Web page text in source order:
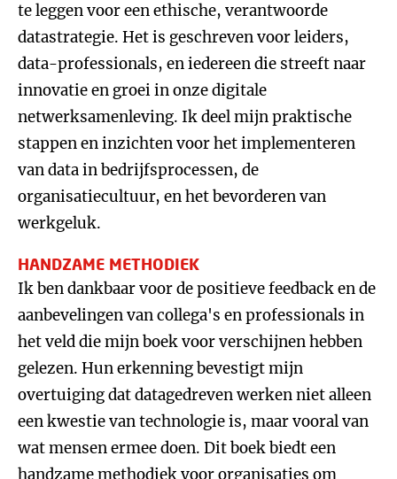
te leggen voor een ethische, verantwoorde
datastrategie. Het is geschreven voor leiders,
data-professionals, en iedereen die streeft naar
innovatie en groei in onze digitale
netwerksamenleving. Ik deel mijn praktische
stappen en inzichten voor het implementeren
van data in bedrijfsprocessen, de
organisatiecultuur, en het bevorderen van
werkgeluk.
HANDZAME METHODIEK
Ik ben dankbaar voor de positieve feedback en de
aanbevelingen van collega's en professionals in
het veld die mijn boek voor verschijnen hebben
gelezen. Hun erkenning bevestigt mijn
overtuiging dat datagedreven werken niet alleen
een kwestie van technologie is, maar vooral van
wat mensen ermee doen. Dit boek biedt een
handzame methodiek voor organisaties om